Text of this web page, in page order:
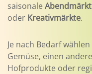
saisonale
oder Kreativmärkte.
Je nach Bedarf
Gemüse, einen
Hofprodukte oder